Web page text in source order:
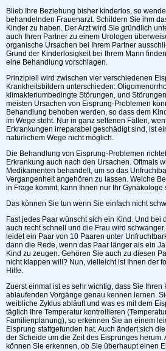
Blieb Ihre Beziehung bisher kinderlos, so
behandelnden Frauenarzt. Schildern Sie ihm
Kinder zu haben. Der Arzt wird Sie gründlich
auch Ihren Partner zu einem Urologen
organische Ursachen bei Ihrem Partner
Grund der Kinderlosigkeit bei Ihrem Mann
eine Behandlung vorschlagen.
Prinzipiell wird zwischen vier verschiedenen
Krankheitsbildern unterschieden:
klimakteriumbedingte Störungen, und
meisten Ursachen von Eisprung-Problemen
Behandlung behoben werden, so dass dem
im Wege steht. Nur in ganz seltenen Fällen,
Erkrankungen irreparabel geschädigt sind, ist
natürlichem Wege nicht möglich.
Die Behandlung von Eisprung-Problemen
Erkrankung auch nach den Ursachen. Oftmals
Medikamenten behandelt, um so das
Vergangenheit angehören zu lassen. Welche
in Frage kommt, kann Ihnen nur Ihr Gynäkologe
Das können Sie tun wenn Sie einfach nicht
Fast jedes Paar wünscht sich ein Kind. Und bei
auch recht schnell und die Frau wird
leidet ein Paar von 10 Paaren unter
dann die Rede, wenn das Paar länger als ein
Kind zu zeugen. Gehören Sie auch zu diesen
nicht klappen will? Nun, vielleicht ist Ihnen der
Hilfe.
Zuerst einmal ist es sehr wichtig, dass Sie Ihren
ablaufenden Vorgänge genau kennen lernen.
weibliche Zyklus abläuft und was es mit dem
täglich Ihre Temperatur kontrollieren
Familienplanung), so erkennen Sie an einem
Eisprung stattgefunden hat. Auch ändert sich
der Scheide um die Zeit des Eisprunges
können Sie erkennen, ob Sie überhaupt einen